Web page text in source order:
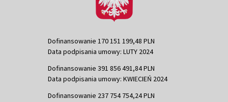
Dofinansowanie 170 151 199,48 PLN
Data podpisania umowy: LUTY 2024
Dofinansowanie 391 856 491,84 PLN
Data podpisania umowy: KWIECIEŃ 2024
Dofinansowanie 237 754 754,24 PLN